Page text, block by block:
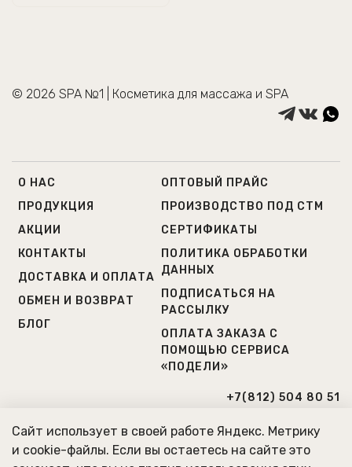
О НАС
ПРОДУКЦИЯ
АКЦИИ
КОНТАКТЫ
ДОСТАВКА И ОПЛАТА
ОБМЕН И ВОЗВРАТ
БЛОГ
ОПТОВЫЙ ПРАЙС
ПРОИЗВОДСТВО ПОД СТМ
СЕРТИФИКАТЫ
ПОЛИТИКА ОБРАБОТКИ
ДАННЫХ
ПОДПИСАТЬСЯ НА
РАССЫЛКУ
ОПЛАТА ЗАКАЗА С
ПОМОЩЬЮ СЕРВИСА
«ПОДЕЛИ»
+7(812) 504 80 51
Г. САНКТ-ПЕТЕРБУРГ
© 2026 SPA №1 | Косметика для массажа и SPA
Сайт использует в своей работе Яндекс. Метрику
и cookie-файлы. Если вы остаетесь на сайте это